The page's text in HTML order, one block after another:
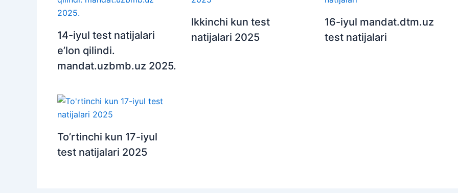
14-iyul test natijalari
e’lon qilindi.
mandat.uzbmb.uz 2025.
Ikkinchi kun test
natijalari 2025
16-iyul mandat.dtm.uz
test natijalari
To’rtinchi kun 17-iyul
test natijalari 2025